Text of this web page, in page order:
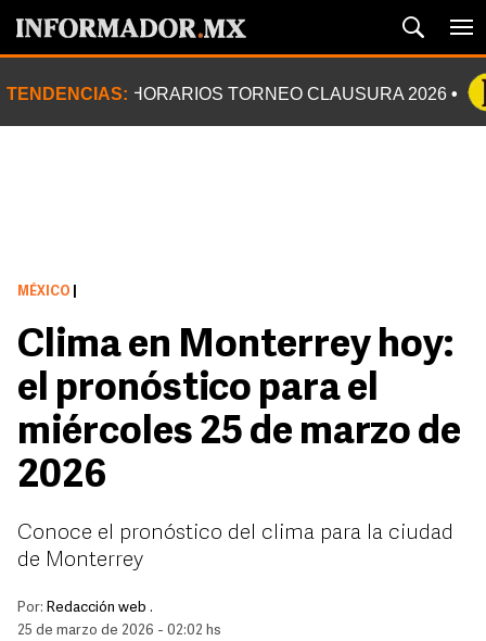
TENDENCIAS: HORARIOS TORNEO CLAUSURA 2026
MÉXICO
Clima en Monterrey hoy:
el pronóstico para el
miércoles 25 de marzo de
2026
Conoce el pronóstico del clima para la ciudad
de Monterrey
Por: Redacción web .
25 de marzo de 2026 - 02:02 hs